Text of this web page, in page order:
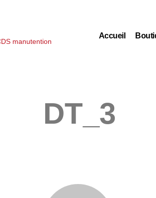
Accueil
DT_3